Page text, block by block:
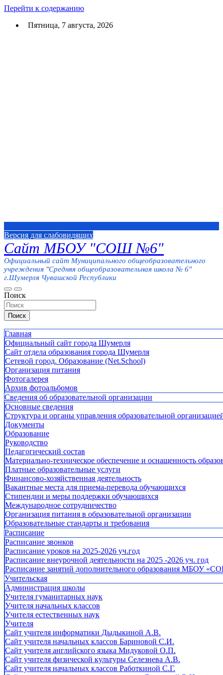
Перейти к содержанию
Пятница, 7 августа, 2026
Версия для слабовидящих
Сайт МБОУ "СОШ №6"
Официальный сайт Муниципального общеобразовательного
учреждения "Средняя общеобразовательная школа № 6"
г.Шумерля Чувашской Республики
Поиск
Поиск
Главная
Официальный сайт города Шумерля
Сайт отдела образования города Шумерля
Сетевой город. Образование (Net.School)
Организация питания
Фотогалерея
Архив фотоальбомов
Сведения об образовательной организации
Основные сведения
Структура и органы управления образовательной
Документы
Образование
Руководство
Педагогический состав
Материально-техническое обеспечение и оснащенность
Платные образовательные услуги
Финансово-хозяйственная деятельность
Вакантные места для приема-перевода обучающихся
Стипендии и меры поддержки обучающихся
Международное сотрудничество
Организация питания в образовательной организации
Образовательные стандарты и требования
Расписание
Расписание звонков
Расписание уроков на 2025-2026 уч.год
Расписание внеурочной деятельности на 2025 -2026 уч. год
Расписание занятий дополнительного образования МБОУ
Учительская
Администрация школы
Учителя гуманитарных наук
Учителя начальных классов
Учителя естественных наук
Учителя
Cайт учителя информатики Дыдыкиной А.В.
Сайт учителя начальных классов Бариновой С.И.
Сайт учителя английского языка Мидуковой О.П.
Сайт учителя физической культуры Селезнева А.В.
Сайт учителя начальных классов Работкиной С.Г.